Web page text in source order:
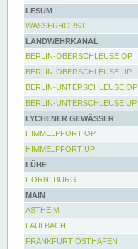
LESUM
WASSERHORST
LANDWEHRKANAL
BERLIN-OBERSCHLEUSE OP
BERLIN-OBERSCHLEUSE UP
BERLIN-UNTERSCHLEUSE OP
BERLIN-UNTERSCHLEUSE UP
LYCHENER GEWÄSSER
HIMMELPFORT OP
HIMMELPFORT UP
LÜHE
HORNEBURG
MAIN
ASTHEIM
FAULBACH
FRANKFURT OSTHAFEN